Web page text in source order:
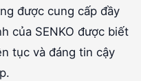
được cung cấp đầy
của SENKO được biết
tục và đáng tin cậy